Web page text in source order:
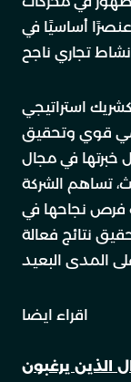
أساسيًا في
كشريك استراتيجي
قوي وتحقيق
خبرتها في مجال
تساهم الشركة
فرص نجاحها في
نتائج فعالة
اقراء ايضا
الذين يرغبون